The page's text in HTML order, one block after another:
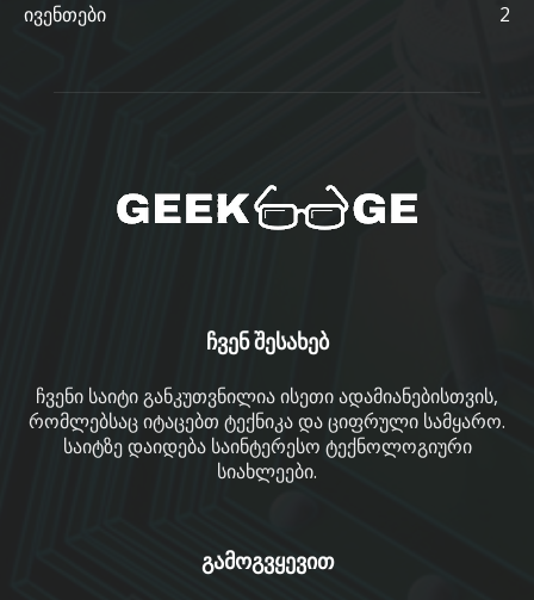
ივენთები
2
ჩვენ შესახებ
ჩვენი საიტი განკუთვნილია ისეთი ადამიანებისთვის,
რომლებსაც იტაცებთ ტექნიკა და ციფრული სამყარო.
საიტზე დაიდება საინტერესო ტექნოლოგიური
სიახლეები.
გამოგვყევით